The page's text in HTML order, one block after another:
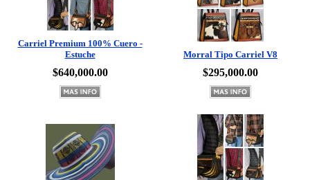
Carriel Premium 100% Cuero -
$640,000.00
Morral Tipo Carriel V8
$295,000.00
Carriel Tradicional Premium